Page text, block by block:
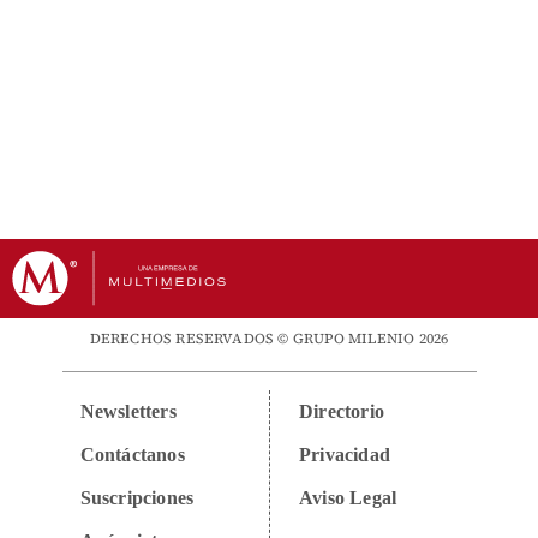
DERECHOS RESERVADOS © GRUPO MILENIO 2026
Newsletters
Contáctanos
Suscripciones
Directorio
Privacidad
Aviso Legal